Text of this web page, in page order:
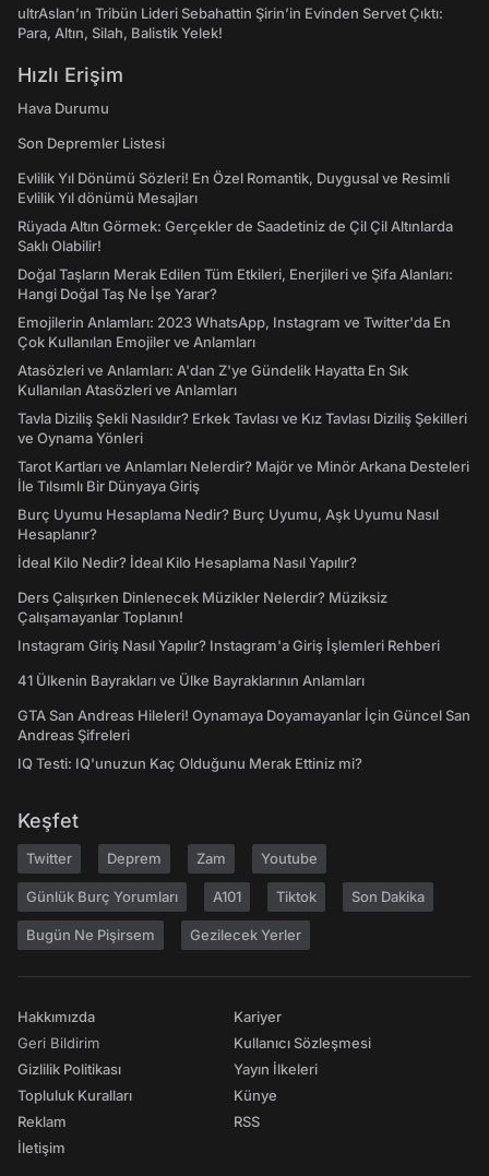
ultrAslan’ın Tribün Lideri Sebahattin Şirin’in Evinden Servet Çıktı:
Para, Altın, Silah, Balistik Yelek!
Hızlı Erişim
Hava Durumu
Son Depremler Listesi
Evlilik Yıl Dönümü Sözleri! En Özel Romantik, Duygusal ve Resimli
Evlilik Yıl dönümü Mesajları
Rüyada Altın Görmek: Gerçekler de Saadetiniz de Çil Çil Altınlarda
Saklı Olabilir!
Doğal Taşların Merak Edilen Tüm Etkileri, Enerjileri ve Şifa Alanları:
Hangi Doğal Taş Ne İşe Yarar?
Emojilerin Anlamları: 2023 WhatsApp, Instagram ve Twitter'da En
Çok Kullanılan Emojiler ve Anlamları
Atasözleri ve Anlamları: A'dan Z'ye Gündelik Hayatta En Sık
Kullanılan Atasözleri ve Anlamları
Tavla Diziliş Şekli Nasıldır? Erkek Tavlası ve Kız Tavlası Diziliş Şekilleri
ve Oynama Yönleri
Tarot Kartları ve Anlamları Nelerdir? Majör ve Minör Arkana Desteleri
İle Tılsımlı Bir Dünyaya Giriş
Burç Uyumu Hesaplama Nedir? Burç Uyumu, Aşk Uyumu Nasıl
Hesaplanır?
İdeal Kilo Nedir? İdeal Kilo Hesaplama Nasıl Yapılır?
Ders Çalışırken Dinlenecek Müzikler Nelerdir? Müziksiz
Çalışamayanlar Toplanın!
Instagram Giriş Nasıl Yapılır? Instagram'a Giriş İşlemleri Rehberi
41 Ülkenin Bayrakları ve Ülke Bayraklarının Anlamları
GTA San Andreas Hileleri! Oynamaya Doyamayanlar İçin Güncel San
Andreas Şifreleri
IQ Testi: IQ'unuzun Kaç Olduğunu Merak Ettiniz mi?
Keşfet
Twitter Deprem Zam Youtube
Günlük Burç Yorumları A101 Tiktok Son Dakika
Bugün Ne Pişirsem Gezilecek Yerler
Hakkımızda
Geri Bildirim
Gizlilik Politikası
Topluluk Kuralları
Reklam
İletişim
Kariyer
Kullanıcı Sözleşmesi
Yayın İlkeleri
Künye
RSS